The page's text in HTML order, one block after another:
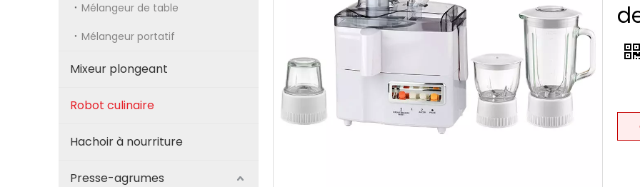
Mélangeur de table
Mélangeur portatif
Mixeur plongeant
Robot culinaire
Hachoir à nourriture
Presse-agrumes